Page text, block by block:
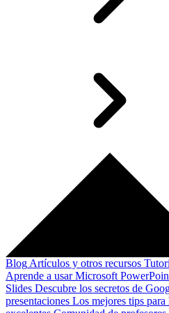
Blog Artículos y otros recursos
Aprende a usar Microsoft
Slides Descubre los secretos de
presentaciones Los mejores tips para